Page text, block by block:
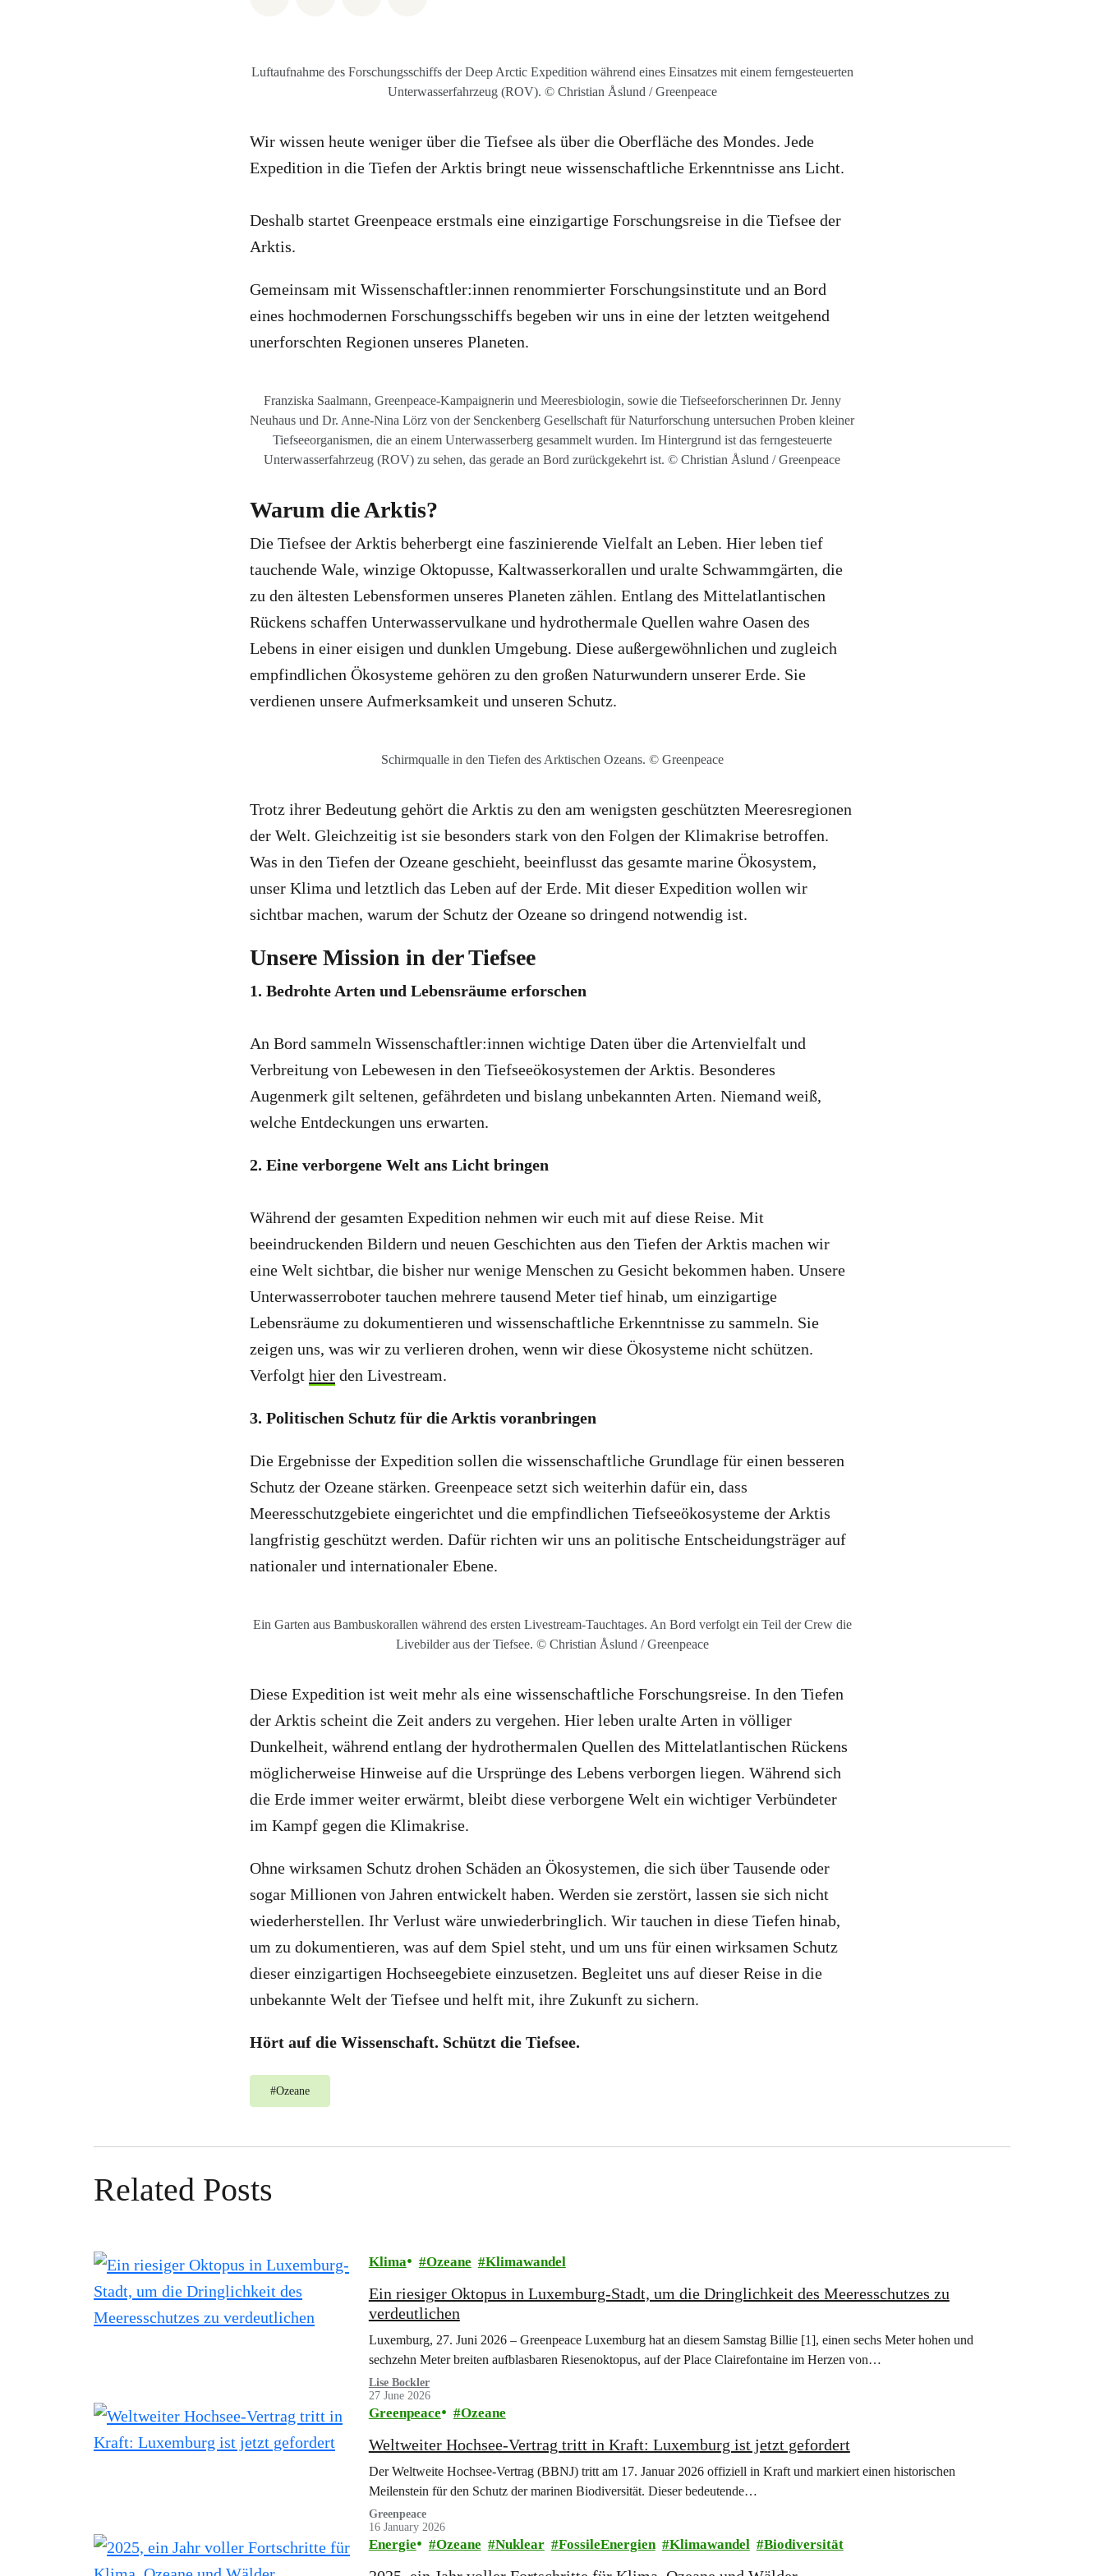
Luftaufnahme des Forschungsschiffs der Deep Arctic Expedition während eines Einsatzes mit einem ferngesteuerten
Unterwasserfahrzeug (ROV). © Christian Åslund / Greenpeace
Wir wissen heute weniger über die Tiefsee als über die Oberfläche des Mondes. Jede
Expedition in die Tiefen der Arktis bringt neue wissenschaftliche Erkenntnisse ans Licht.
Deshalb startet Greenpeace erstmals eine einzigartige Forschungsreise in die Tiefsee der
Arktis.
Gemeinsam mit Wissenschaftler:innen renommierter Forschungsinstitute und an Bord
eines hochmodernen Forschungsschiffs begeben wir uns in eine der letzten weitgehend
unerforschten Regionen unseres Planeten.
Franziska Saalmann, Greenpeace-Kampaignerin und Meeresbiologin, sowie die Tiefseeforscherinnen Dr. Jenny
Neuhaus und Dr. Anne-Nina Lörz von der Senckenberg Gesellschaft für Naturforschung untersuchen Proben kleiner
Tiefseeorganismen, die an einem Unterwasserberg gesammelt wurden. Im Hintergrund ist das ferngesteuerte
Unterwasserfahrzeug (ROV) zu sehen, das gerade an Bord zurückgekehrt ist. © Christian Åslund / Greenpeace
Warum die Arktis?
Die Tiefsee der Arktis beherbergt eine faszinierende Vielfalt an Leben. Hier leben tief
tauchende Wale, winzige Oktopusse, Kaltwasserkorallen und uralte Schwammgärten, die
zu den ältesten Lebensformen unseres Planeten zählen. Entlang des Mittelatlantischen
Rückens schaffen Unterwasservulkane und hydrothermale Quellen wahre Oasen des
Lebens in einer eisigen und dunklen Umgebung. Diese außergewöhnlichen und zugleich
empfindlichen Ökosysteme gehören zu den großen Naturwundern unserer Erde. Sie
verdienen unsere Aufmerksamkeit und unseren Schutz.
Schirmqualle in den Tiefen des Arktischen Ozeans. © Greenpeace
Trotz ihrer Bedeutung gehört die Arktis zu den am wenigsten geschützten Meeresregionen
der Welt. Gleichzeitig ist sie besonders stark von den Folgen der Klimakrise betroffen.
Was in den Tiefen der Ozeane geschieht, beeinflusst das gesamte marine Ökosystem,
unser Klima und letztlich das Leben auf der Erde. Mit dieser Expedition wollen wir
sichtbar machen, warum der Schutz der Ozeane so dringend notwendig ist.
Unsere Mission in der Tiefsee
1. Bedrohte Arten und Lebensräume erforschen
An Bord sammeln Wissenschaftler:innen wichtige Daten über die Artenvielfalt und
Verbreitung von Lebewesen in den Tiefseeökosystemen der Arktis. Besonderes
Augenmerk gilt seltenen, gefährdeten und bislang unbekannten Arten. Niemand weiß,
welche Entdeckungen uns erwarten.
2. Eine verborgene Welt ans Licht bringen
Während der gesamten Expedition nehmen wir euch mit auf diese Reise. Mit
beeindruckenden Bildern und neuen Geschichten aus den Tiefen der Arktis machen wir
eine Welt sichtbar, die bisher nur wenige Menschen zu Gesicht bekommen haben. Unsere
Unterwasserroboter tauchen mehrere tausend Meter tief hinab, um einzigartige
Lebensräume zu dokumentieren und wissenschaftliche Erkenntnisse zu sammeln. Sie
zeigen uns, was wir zu verlieren drohen, wenn wir diese Ökosysteme nicht schützen.
Verfolgt hier den Livestream.
3. Politischen Schutz für die Arktis voranbringen
Die Ergebnisse der Expedition sollen die wissenschaftliche Grundlage für einen besseren
Schutz der Ozeane stärken. Greenpeace setzt sich weiterhin dafür ein, dass
Meeresschutzgebiete eingerichtet und die empfindlichen Tiefseeökosysteme der Arktis
langfristig geschützt werden. Dafür richten wir uns an politische Entscheidungsträger auf
nationaler und internationaler Ebene.
Ein Garten aus Bambuskorallen während des ersten Livestream-Tauchtages. An Bord verfolgt ein Teil der Crew die
Livebilder aus der Tiefsee. © Christian Åslund / Greenpeace
Diese Expedition ist weit mehr als eine wissenschaftliche Forschungsreise. In den Tiefen
der Arktis scheint die Zeit anders zu vergehen. Hier leben uralte Arten in völliger
Dunkelheit, während entlang der hydrothermalen Quellen des Mittelatlantischen Rückens
möglicherweise Hinweise auf die Ursprünge des Lebens verborgen liegen. Während sich
die Erde immer weiter erwärmt, bleibt diese verborgene Welt ein wichtiger Verbündeter
im Kampf gegen die Klimakrise.
Ohne wirksamen Schutz drohen Schäden an Ökosystemen, die sich über Tausende oder
sogar Millionen von Jahren entwickelt haben. Werden sie zerstört, lassen sie sich nicht
wiederherstellen. Ihr Verlust wäre unwiederbringlich. Wir tauchen in diese Tiefen hinab,
um zu dokumentieren, was auf dem Spiel steht, und um uns für einen wirksamen Schutz
dieser einzigartigen Hochseegebiete einzusetzen. Begleitet uns auf dieser Reise in die
unbekannte Welt der Tiefsee und helft mit, ihre Zukunft zu sichern.
Hört auf die Wissenschaft. Schützt die Tiefsee.
#Ozeane
Related Posts
Klima Ozeane Klimawandel
Ein riesiger Oktopus in Luxemburg-Stadt, um die Dringlichkeit des Meeresschutzes zu
verdeutlichen
Luxemburg, 27. Juni 2026 – Greenpeace Luxemburg hat an diesem Samstag Billie [1], einen sechs Meter hohen und
sechzehn Meter breiten aufblasbaren Riesenoktopus, auf der Place Clairefontaine im Herzen von…
Lise Bockler
27 June 2026
Greenpeace Ozeane
Weltweiter Hochsee-Vertrag tritt in Kraft: Luxemburg ist jetzt gefordert
Der Weltweite Hochsee-Vertrag (BBNJ) tritt am 17. Januar 2026 offiziell in Kraft und markiert einen historischen
Meilenstein für den Schutz der marinen Biodiversität. Dieser bedeutende…
Greenpeace
16 January 2026
Energie Ozeane Nuklear FossileEnergien Klimawandel Biodiversität